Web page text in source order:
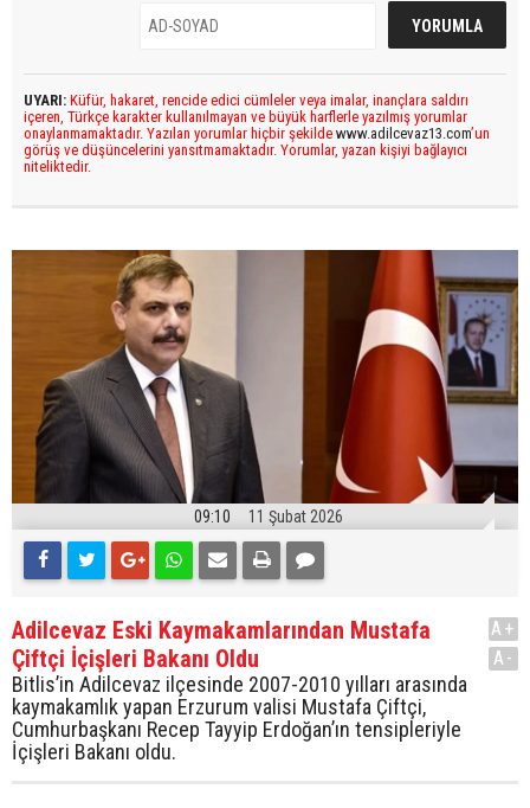
UYARI: Küfür, hakaret, rencide edici cümleler veya imalar, inançlara saldırı
içeren, Türkçe karakter kullanılmayan ve büyük harflerle yazılmış yorumlar
onaylanmamaktadır. Yazılan yorumlar hiçbir şekilde www.adilcevaz13.com’un
görüş ve düşüncelerini yansıtmamaktadır. Yorumlar, yazan kişiyi bağlayıcı
niteliktedir.
09:10 11 Şubat 2026
Adilcevaz Eski Kaymakamlarından Mustafa
Çiftçi İçişleri Bakanı Oldu
Bitlis’in Adilcevaz ilçesinde 2007-2010 yılları arasında
kaymakamlık yapan Erzurum valisi Mustafa Çiftçi,
Cumhurbaşkanı Recep Tayyip Erdoğan’ın tensipleriyle
İçişleri Bakanı oldu.
A+
A-